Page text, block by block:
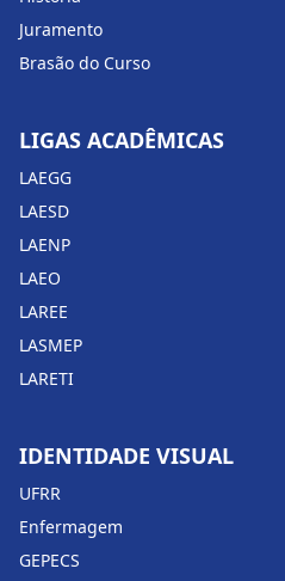
Juramento
Brasão do Curso
LIGAS ACADÊMICAS
LAEGG
LAESD
LAENP
LAEO
LAREE
LASMEP
LARETI
IDENTIDADE VISUAL
UFRR
Enfermagem
GEPECS